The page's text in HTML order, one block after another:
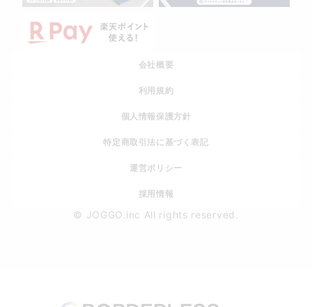
会社概要
利用規約
個人情報保護方針
特定商取引法に基づく表記
運営ポリシー
採用情報
© JOGGO.inc All rights reserved.